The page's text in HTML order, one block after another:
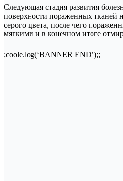
Следующая стадия развития
поверхности пораженных тканей
серого цвета, после чего
мягкими и в конечном итоге
;coole.log(‘BANNER END’);;